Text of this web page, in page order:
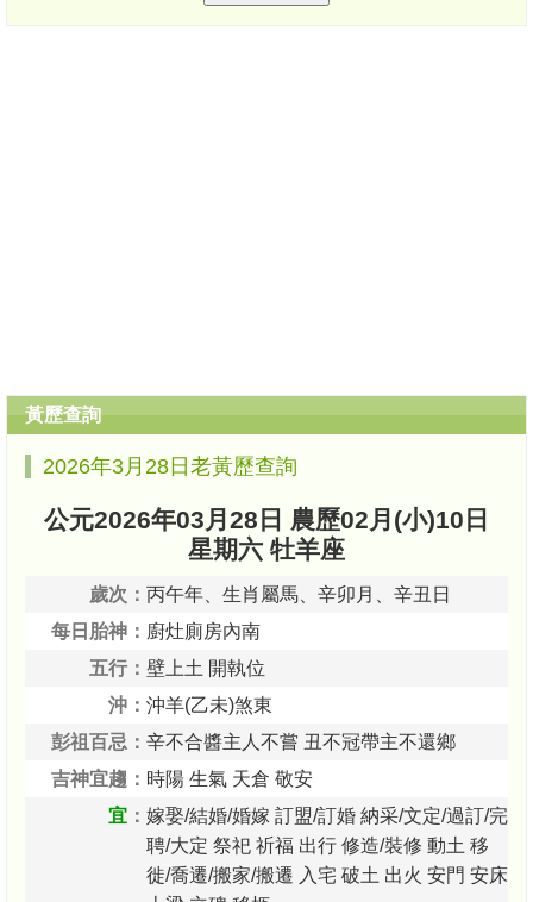
黃歷查詢
2026年3月28日老黃歷查詢
公元2026年03月28日 農歷02月(小)10日
星期六 牡羊座
歲次： 丙午年、生肖屬馬、辛卯月、辛丑日
每日胎神： 廚灶廁房內南
五行： 壁上土 開執位
沖： 沖羊(乙未)煞東
彭祖百忌： 辛不合醬主人不嘗 丑不冠帶主不還鄉
吉神宜趨： 時陽 生氣 天倉 敬安
宜： 嫁娶/結婚/婚嫁 訂盟/訂婚 納采/文定/過訂/完
聘/大定 祭祀 祈福 出行 修造/裝修 動土 移
徙/喬遷/搬家/搬遷 入宅 破土 出火 安門 安床